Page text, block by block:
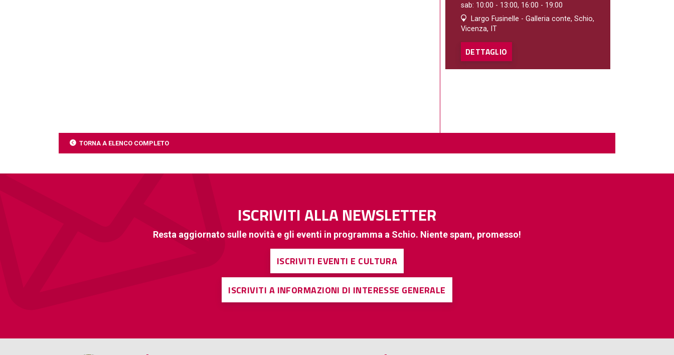
sab: 10:00 - 13:00, 16:00 - 19:00
Largo Fusinelle - Galleria conte, Schio,
Vicenza, IT
DETTAGLIO
TORNA A ELENCO COMPLETO
ISCRIVITI ALLA NEWSLETTER
Resta aggiornato sulle novità e gli eventi in programma a Schio. Niente spam, promesso!
ISCRIVITI EVENTI E CULTURA
ISCRIVITI A INFORMAZIONI DI INTERESSE GENERALE